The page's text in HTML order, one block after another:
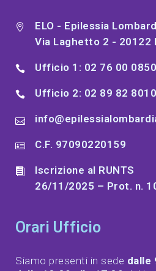
ELO - Epilessia
Via Laghetto 2 - 20122
Ufficio 1: 02 76 00 0850
Ufficio 2: 02 89 82 8010
C.F. 97090220159
Iscrizione al RUNTS
26/11/2025 – Prot. n.
Orari Ufficio
Siamo presenti in sede dalle